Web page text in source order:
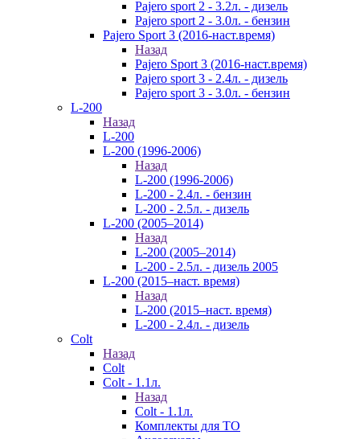
Pajero sport 2 - 3.2л. - дизель
Pajero sport 2 - 3.0л. - бензин
Pajero Sport 3 (2016-наст.время)
Назад
Pajero Sport 3 (2016-наст.время)
Pajero sport 3 - 2.4л. - дизель
Pajero sport 3 - 3.0л. - бензин
L-200
Назад
L-200
L-200 (1996-2006)
Назад
L-200 (1996-2006)
L-200 - 2.4л. - бензин
L-200 - 2.5л. - дизель
L-200 (2005–2014)
Назад
L-200 (2005–2014)
L-200 - 2.5л. - дизель 2005
L-200 (2015–наст. время)
Назад
L-200 (2015–наст. время)
L-200 - 2.4л. - дизель
Colt
Назад
Colt
Colt - 1.1л.
Назад
Colt - 1.1л.
Комплекты для ТО